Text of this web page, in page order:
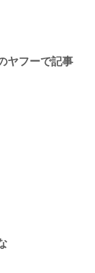
ヤフーで記事